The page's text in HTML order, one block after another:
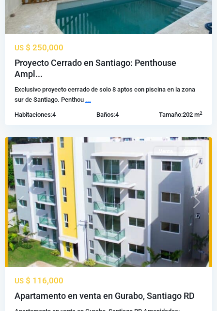
US $ 250,000
Proyecto Cerrado en Santiago: Penthouse
Ampl...
Exclusivo proyecto cerrado de solo 8 aptos con piscina en la zona
sur de Santiago. Penthou ...
Habitaciones:4 Baños:4 Tamaño:202 m2
Llanos
de
los
Previous Next
US $ 116,000
Apartamento en venta en Gurabo, Santiago RD
av